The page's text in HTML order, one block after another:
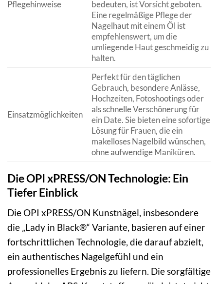
Pflegehinweise
bedeuten, ist Vorsicht geboten.
Eine regelmäßige Pflege der
Nagelhaut mit einem Öl ist
empfehlenswert, um die
umliegende Haut geschmeidig zu
halten.
Einsatzmöglichkeiten
Perfekt für den täglichen
Gebrauch, besondere Anlässe,
Hochzeiten, Fotoshootings oder
als schnelle Verschönerung für
ein Date. Sie bieten eine sofortige
Lösung für Frauen, die ein
makelloses Nagelbild wünschen,
ohne aufwendige Maniküren.
Die OPI xPRESS/ON Technologie: Ein
Tiefer Einblick
Die OPI xPRESS/ON Kunstnägel, insbesondere
die „Lady in Black®“ Variante, basieren auf einer
fortschrittlichen Technologie, die darauf abzielt,
ein authentisches Nagelgefühl und ein
professionelles Ergebnis zu liefern. Die sorgfältige